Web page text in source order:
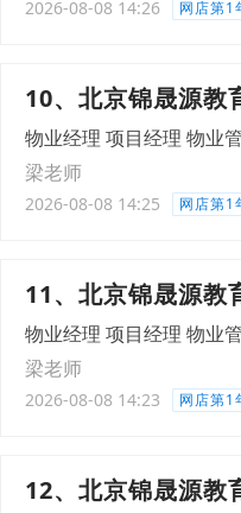
2026-08-08 14:26 网店第1
10、北京锦晟源教
物业经理 项目经理 物业
梁老师
2026-08-08 14:25 网店第1
11、北京锦晟源教
物业经理 项目经理 物业
梁老师
2026-08-08 14:23 网店第1
12、北京锦晟源教